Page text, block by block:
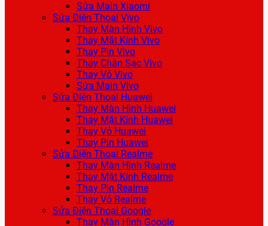
Sửa Main Xiaomi
Sửa Điện Thoại Vivo
Thay Màn Hình Vivo
Thay Mặt Kính Vivo
Thay Pin Vivo
Thay Chân Sạc Vivo
Thay Vỏ Vivo
Sửa Main Vivo
Sửa Điện Thoại Huawei
Thay Màn Hình Huawei
Thay Mặt Kính Huawei
Thay Vỏ Huawei
Thay Pin Huawei
Sửa Điện Thoại Realme
Thay Màn Hình Realme
Thay Mặt Kính Realme
Thay Pin Realme
Thay Vỏ Realme
Sửa Điện Thoại Google
Thay Màn Hình Google